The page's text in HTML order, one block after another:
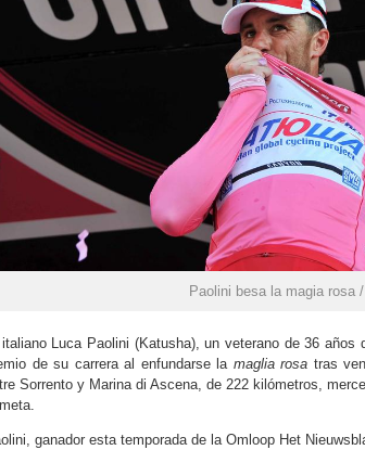
Paolini besa la magia rosa
Luca Paolini (Katusha), un veterano de 36 años
de su carrera al enfundarse la maglia rosa tras
Sorrento y Marina di Ascena, de 222 kilómetros,
ganador esta temporada de la Omloop Het